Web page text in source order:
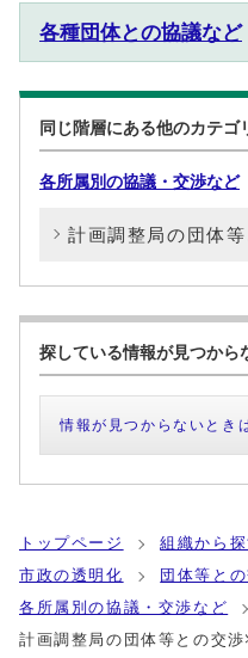
各種団体との協議など
同じ階層にある他のカテゴ
各所属別の協議・交渉など
計画調整局の団体
探している情報が見つから
情報が見つからないとき
トップページ 組織から探
市政の透明化
団体等と
各所属別の協議・交渉など
計画調整局の団体等との交渉